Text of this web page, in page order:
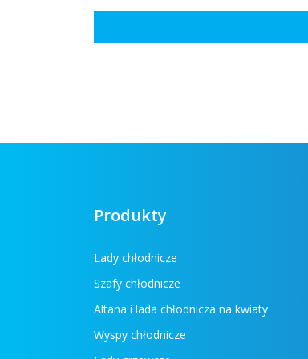
Produkty
Lady chłodnicze
Szafy chłodnicze
Altana i lada chłodnicza na kwiaty
Wyspy chłodnicze